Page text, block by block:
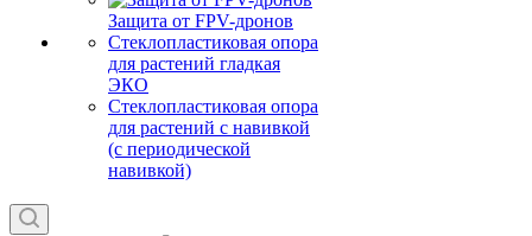
Защита от FPV-дронов
Стеклопластиковая опора
для растений гладкая
ЭКО
Стеклопластиковая опора
для растений с навивкой
(с периодической
навивкой)